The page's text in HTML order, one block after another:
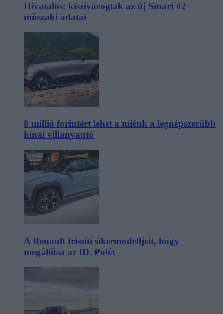
Hivatalos: kiszivárogtak az új Smart #2
műszaki adatai
8 millió forintért lehet a miénk a legnépszerűbb
kínai villanyautó
A Renault frissíti sikermodelljeit, hogy
megállítsa az ID. Polót